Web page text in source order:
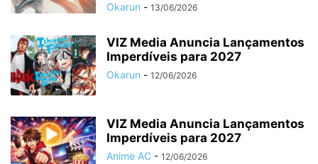
Okarun - 13/06/2026
VIZ Media Anuncia Lançamentos
Imperdíveis para 2027
Okarun - 12/06/2026
VIZ Media Anuncia Lançamentos
Imperdíveis para 2027
Anime AC - 12/06/2026